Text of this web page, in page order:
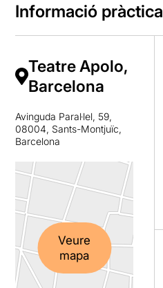
Informació pràctica
Teatre Apolo,
Barcelona
Avinguda Paral·lel, 59,
08004, Sants-Montjuïc,
Barcelona
Veure
mapa